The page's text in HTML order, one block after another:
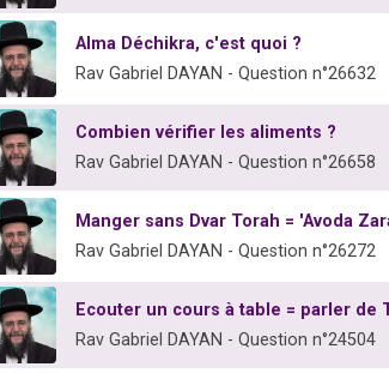
Alma Déchikra, c'est quoi ?
Rav Gabriel DAYAN - Question n°26632
Combien vérifier les aliments ?
Rav Gabriel DAYAN - Question n°26658
Manger sans Dvar Torah = 'Avoda
Rav Gabriel DAYAN - Question n°26272
Ecouter un cours à table = parler de
Rav Gabriel DAYAN - Question n°24504